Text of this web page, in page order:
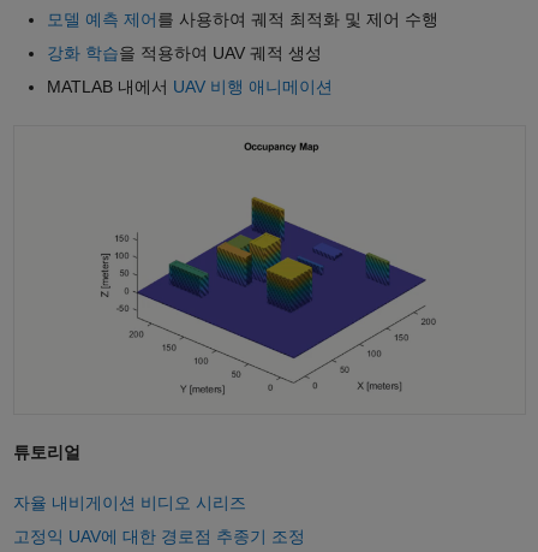
모델 예측 제어를 사용하여 궤적 최적화 및 제어 수행
강화 학습을 적용하여 UAV 궤적 생성
MATLAB 내에서 UAV 비행 애니메이션
튜토리얼
자율 내비게이션 비디오 시리즈
고정익 UAV에 대한 경로점 추종기 조정